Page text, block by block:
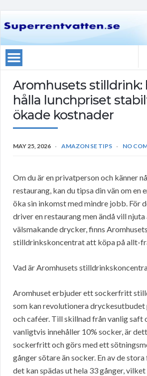
Aromhusets stilldrink:
hålla lunchpriset
ökade kostnader
MAY 25, 2026 AMAZON SE TIPS NO
Om du är en privatperson och känner
restaurang, kan du tipsa din vän om en
öka sin inkomst med mindre jobb. För
driver en restaurang men ändå vill njuta
välsmakande drycker, finns Aromhusets
stilldrinkskoncentrat att köpa på allt-
Vad är Aromhusets
Aromhuset erbjuder ett sockerfritt
som kan revolutionera dryckesutbudet
och caféer. Till skillnad från vanlig saft
vanligtvis innehåller 10% socker, är
sockerfritt och görs med ett
gånger sötare än socker. En av de
det kan spädas ut hela 33 gånger,